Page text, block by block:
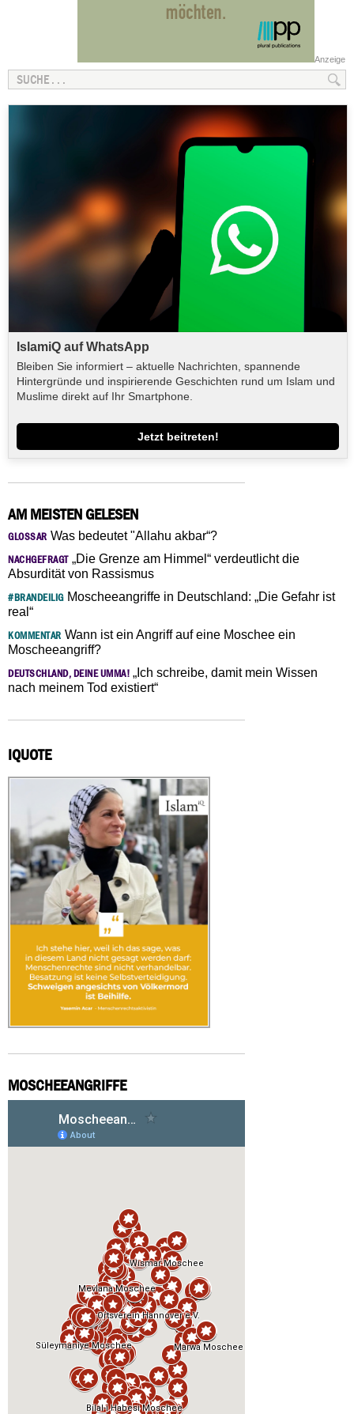
Anzeige
IslamiQ auf WhatsApp
Bleiben Sie informiert – aktuelle Nachrichten, spannende
Hintergründe und inspirierende Geschichten rund um Islam und
Muslime direkt auf Ihr Smartphone.
Jetzt beitreten!
AM MEISTEN GELESEN
GLOSSAR Was bedeutet "Allahu akbar“?
NACHGEFRAGT„Die Grenze am Himmel“ verdeutlicht die
Absurdität von Rassismus
#BRANDEILIGMoscheeangriffe in Deutschland: „Die Gefahr ist
real“
KOMMENTAR Wann ist ein Angriff auf eine Moschee ein
Moscheeangriff?
DEUTSCHLAND, DEINE UMMA! „Ich schreibe, damit mein Wissen
nach meinem Tod existiert“
IQUOTE
MOSCHEEANGRIFFE